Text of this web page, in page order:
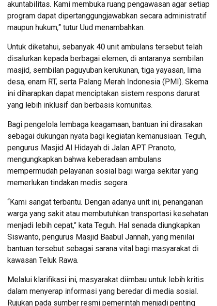
akuntabilitas. Kami membuka ruang pengawasan agar setiap
program dapat dipertanggungjawabkan secara administratif
maupun hukum,” tutur Uud menambahkan.
Untuk diketahui, sebanyak 40 unit ambulans tersebut telah
disalurkan kepada berbagai elemen, di antaranya sembilan
masjid, sembilan paguyuban kerukunan, tiga yayasan, lima
desa, enam RT, serta Palang Merah Indonesia (PMI). Skema
ini diharapkan dapat menciptakan sistem respons darurat
yang lebih inklusif dan berbasis komunitas.
Bagi pengelola lembaga keagamaan, bantuan ini dirasakan
sebagai dukungan nyata bagi kegiatan kemanusiaan. Teguh,
pengurus Masjid Al Hidayah di Jalan APT Pranoto,
mengungkapkan bahwa keberadaan ambulans
mempermudah pelayanan sosial bagi warga sekitar yang
memerlukan tindakan medis segera.
“Kami sangat terbantu. Dengan adanya unit ini, penanganan
warga yang sakit atau membutuhkan transportasi kesehatan
menjadi lebih cepat,” kata Teguh. Hal senada diungkapkan
Siswanto, pengurus Masjid Baabul Jannah, yang menilai
bantuan tersebut sebagai sarana vital bagi masyarakat di
kawasan Teluk Rawa.
Melalui klarifikasi ini, masyarakat diimbau untuk lebih kritis
dalam menyerap informasi yang beredar di media sosial.
Rujukan pada sumber resmi pemerintah menjadi penting